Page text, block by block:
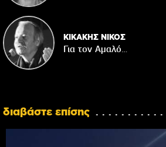
ΚΙΚΑΚΗΣ ΝΙΚΟΣ
Για τον Αμαλό…
διαβάστε επίσης